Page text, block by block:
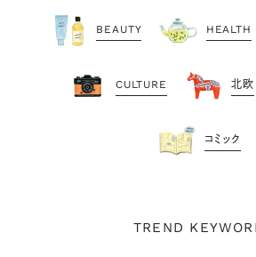
BEAUTY HEALTH
CULTURE 北欧
コミック
TREND